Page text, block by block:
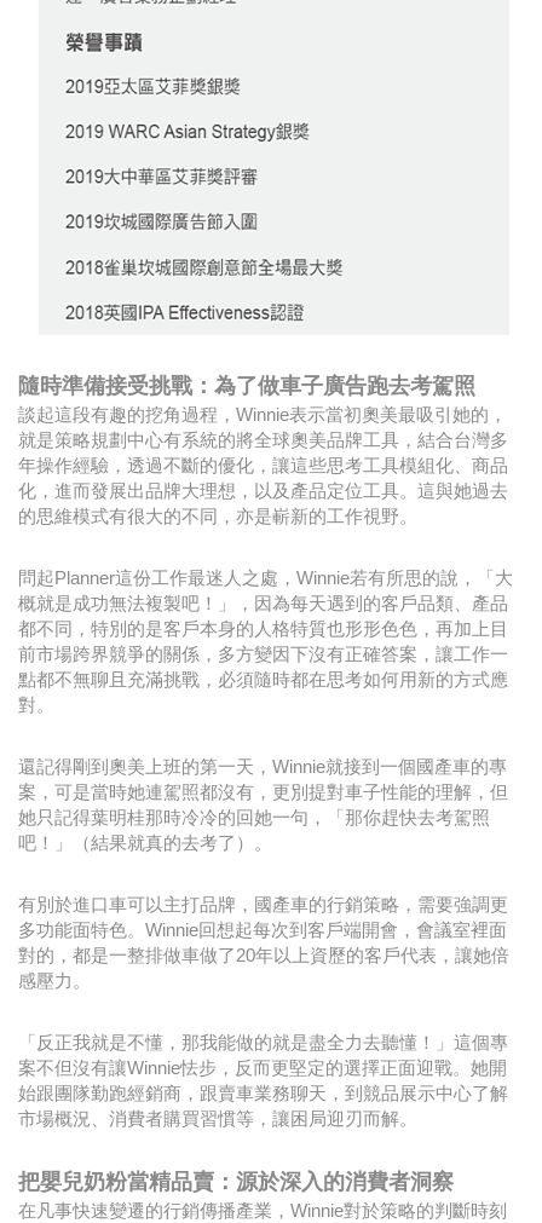
隨時準備接受挑戰：為了做車子廣告跑去考駕照
談起這段有趣的挖角過程，Winnie表示當初奧美最吸引她的，
就是策略規劃中心有系統的將全球奧美品牌工具，結合台灣多
年操作經驗，透過不斷的優化，讓這些思考工具模組化、商品
化，進而發展出品牌大理想，以及產品定位工具。這與她過去
的思維模式有很大的不同，亦是嶄新的工作視野。
問起Planner這份工作最迷人之處，Winnie若有所思的說，「大
概就是成功無法複製吧！」，因為每天遇到的客戶品類、產品
都不同，特別的是客戶本身的人格特質也形形色色，再加上目
前市場跨界競爭的關係，多方變因下沒有正確答案，讓工作一
點都不無聊且充滿挑戰，必須隨時都在思考如何用新的方式應
對。
還記得剛到奧美上班的第一天，Winnie就接到一個國產車的專
案，可是當時她連駕照都沒有，更別提對車子性能的理解，但
她只記得葉明桂那時冷冷的回她一句，「那你趕快去考駕照
吧！」（結果就真的去考了）。
有別於進口車可以主打品牌，國產車的行銷策略，需要強調更
多功能面特色。Winnie回想起每次到客戶端開會，會議室裡面
對的，都是一整排做車做了20年以上資歷的客戶代表，讓她倍
感壓力。
「反正我就是不懂，那我能做的就是盡全力去聽懂！」這個專
案不但沒有讓Winnie怯步，反而更堅定的選擇正面迎戰。她開
始跟團隊勤跑經銷商，跟賣車業務聊天，到競品展示中心了解
市場概況、消費者購買習慣等，讓困局迎刃而解。
把嬰兒奶粉當精品賣：源於深入的消費者洞察
在凡事快速變遷的行銷傳播產業，Winnie對於策略的判斷時刻